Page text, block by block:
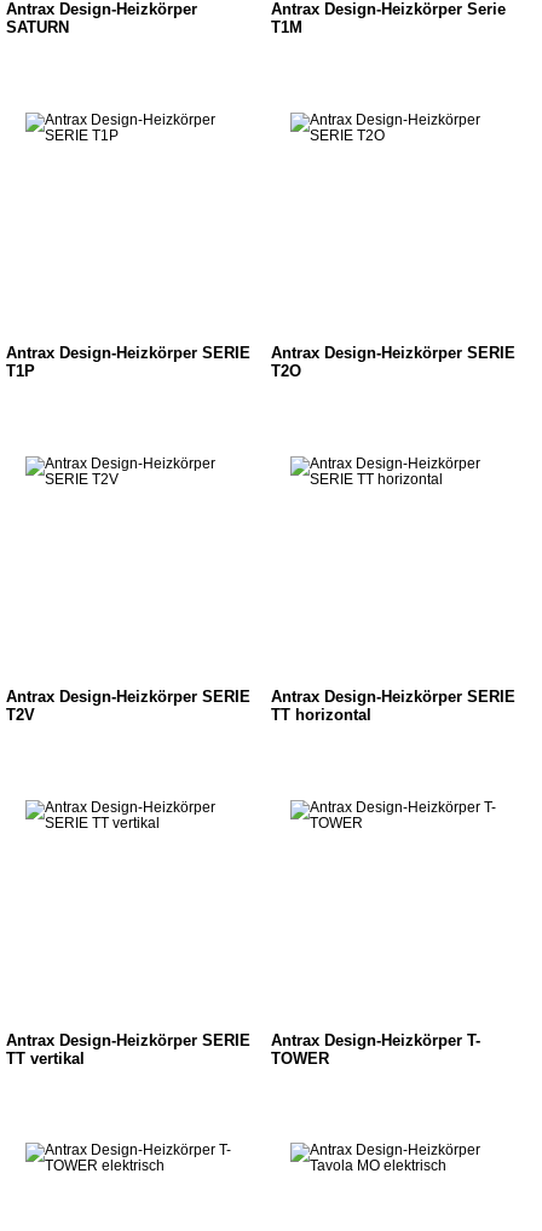
Antrax Design-Heizkörper
SATURN
Antrax Design-Heizkörper Serie
T1M
Antrax Design-Heizkörper SERIE
T1P
Antrax Design-Heizkörper SERIE
T2O
Antrax Design-Heizkörper SERIE
T2V
Antrax Design-Heizkörper SERIE
TT horizontal
Antrax Design-Heizkörper SERIE
TT vertikal
Antrax Design-Heizkörper T-
TOWER